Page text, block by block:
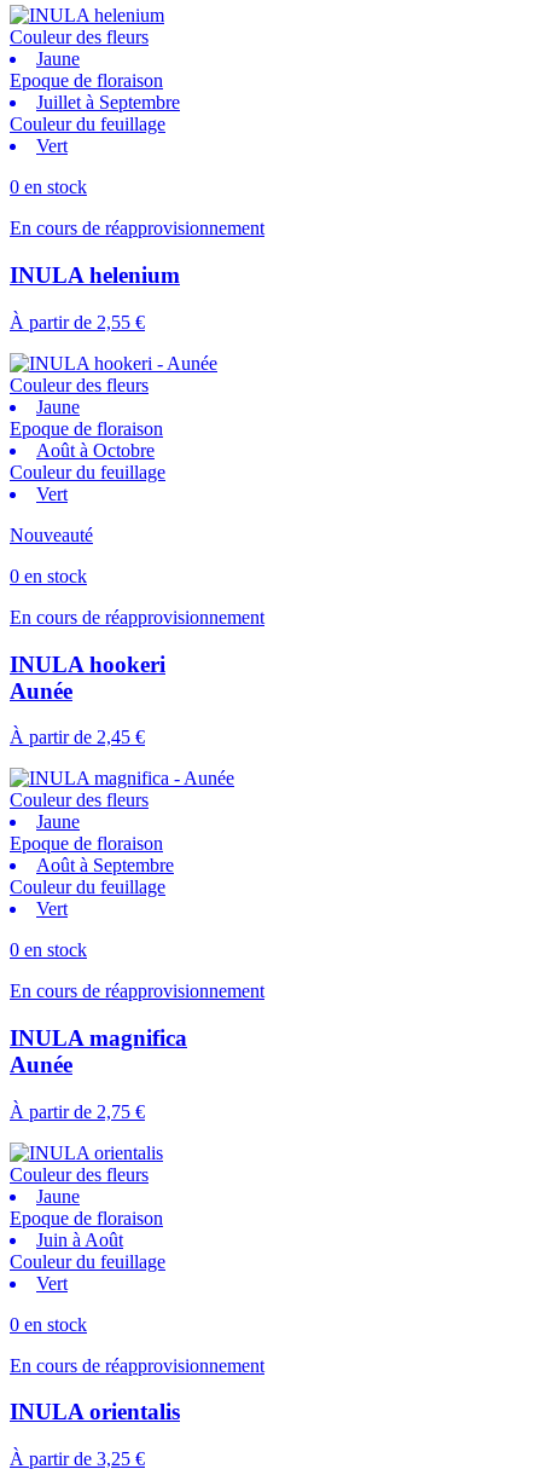
Couleur des fleurs
Jaune
Epoque de floraison
Juillet à Septembre
Couleur du feuillage
Vert
0 en stock
En cours de réapprovisionnement
INULA helenium
À partir de 2,55 €
Couleur des fleurs
Jaune
Epoque de floraison
Août à Octobre
Couleur du feuillage
Vert
Nouveauté
0 en stock
En cours de réapprovisionnement
INULA hookeri
Aunée
À partir de 2,45 €
Couleur des fleurs
Jaune
Epoque de floraison
Août à Septembre
Couleur du feuillage
Vert
0 en stock
En cours de réapprovisionnement
INULA magnifica
Aunée
À partir de 2,75 €
Couleur des fleurs
Jaune
Epoque de floraison
Juin à Août
Couleur du feuillage
Vert
0 en stock
En cours de réapprovisionnement
INULA orientalis
À partir de 3,25 €